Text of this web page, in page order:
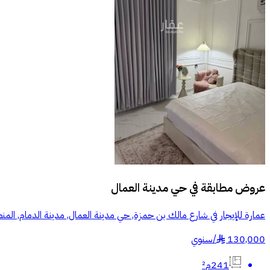
عروض مطابقة فيحي مدينة العمال
عمارة للإيجار في شارع مالك بن حمزة, حي مدينة العمال, مدينة الدمام,
130,000
§
/سنوي
241م²